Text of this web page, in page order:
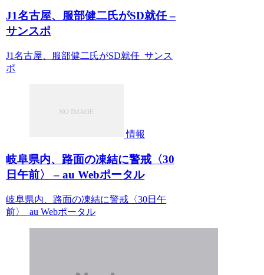
J1名古屋、服部健二氏がSD就任 –
サンスポ
J1名古屋、服部健二氏がSD就任 サンス
ポ
情報
岐阜県内、路面の凍結に警戒〈30
日午前〉 – au Webポータル
岐阜県内、路面の凍結に警戒〈30日午
前〉 au Webポータル